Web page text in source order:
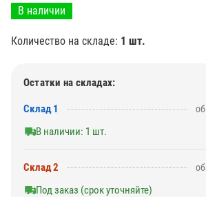
В наличии
Количество на складе: 1 шт.
Остатки на складах:
Склад 1
В наличии: 1 шт.
Склад 2
Под заказ (срок уточняйте)